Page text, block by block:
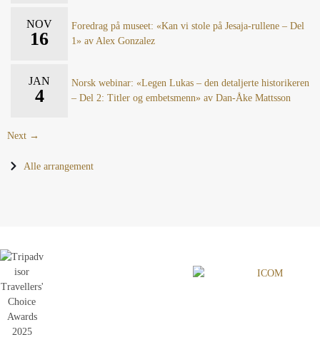
NOV
16
Foredrag på museet: «Kan vi stole på Jesaja-rullene – Del
1» av Alex Gonzalez
JAN
4
Norsk webinar: «Legen Lukas – den detaljerte historikeren
– Del 2: Titler og embetsmenn» av Dan-Åke Mattsson
Next →
Alle arrangement